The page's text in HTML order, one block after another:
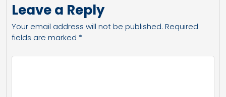
Leave a Reply
Your email address will not be published. Required
fields are marked *